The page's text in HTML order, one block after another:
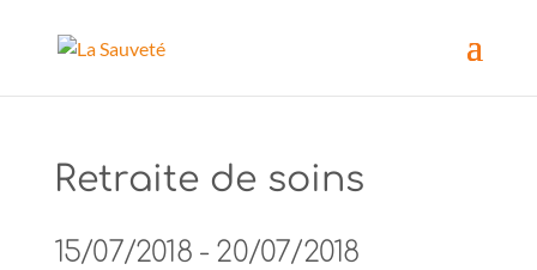
Retraite de soins
15/07/2018 - 20/07/2018